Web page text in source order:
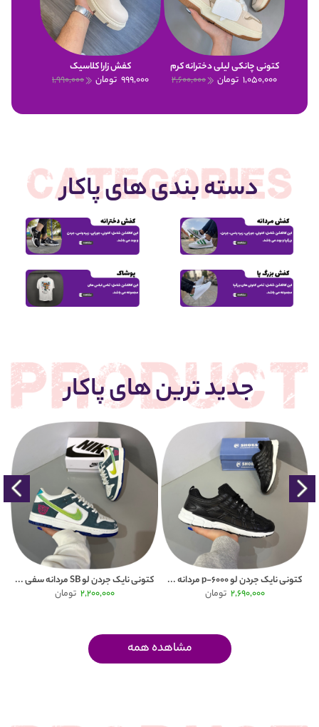
کتونی چانکی لیلی دخترانه کرم
1,050,000 تومان 2,600,000
کفش زارا کلاسیک
999,000 تومان 1,990,000
دسته بندی های پاکار
جدید ترین های پاکار
کتونی نایک جردن لو SB مردانه سفی ...
2,200,000
200,000 تومان
کفش پیاده روی مردانه هامتو( humtt ...
2,700,000 تومان
مشاهده همه